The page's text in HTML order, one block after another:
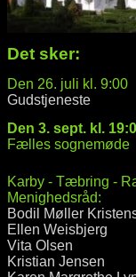
Det sker:
Den 26. juli kl. 9:00
Gudstjeneste
Den 3. sept. kl.
Fælles sognemøde
Karby - Tæbring -
Menighedsråd:
Bodil Møller
Ellen Weisbjerg
Vita Olsen
Kristian Jensen